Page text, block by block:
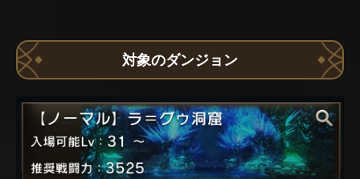
対象のダンジョン